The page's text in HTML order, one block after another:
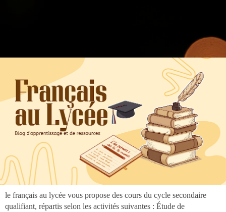
le français au lycée vous propose des cours du cycle secondaire
qualifiant, répartis selon les activités suivantes : Étude de